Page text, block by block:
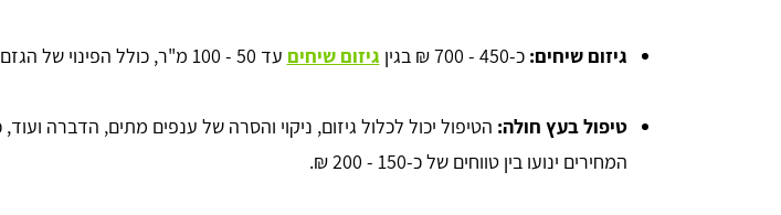
גיזום שיחים: כ-450 - 700 ₪ בגין גיזום שיחים עד 50 - 100 מ"ר, כולל הפינוי של הגזם.
טיפול בעץ חולה: הטיפול יכול לכלול גיזום, ניקוי והסרה של ענפים מתים, הדברה
המחירים ינועו בין טווחים של כ-150 - 200 ₪.